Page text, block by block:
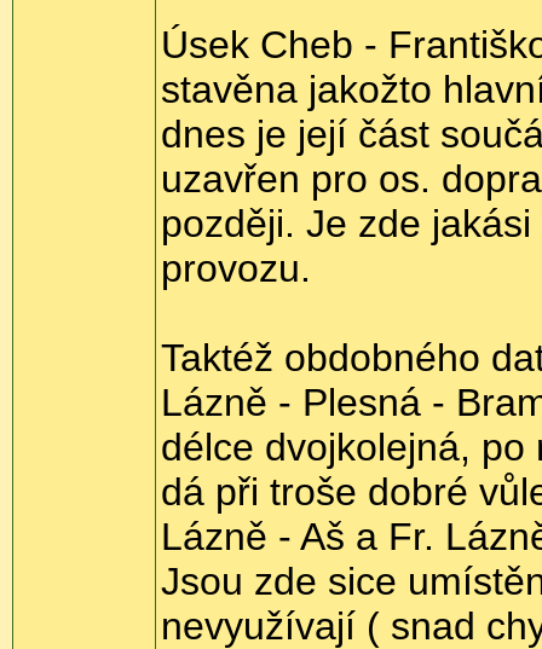
Úsek Cheb -
stavěna jakožto
dnes je její část
uzavřen pro os.
později. Je zde
provozu.
Taktéž obdobného
Lázně - Plesná -
délce dvojkolejná,
dá při troše dobré
Lázně - Aš a Fr.
Jsou zde sice
nevyužívají ( snad